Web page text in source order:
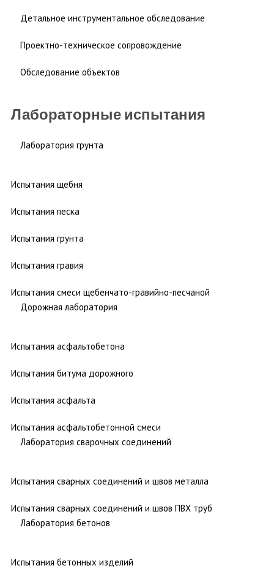
Детальное инструментальное обследование
Проектно-техническое сопровождение
Обследование объектов
Лабораторные испытания
Лаборатория грунта
Испытания щебня
Испытания песка
Испытания грунта
Испытания гравия
Испытания смеси щебенчато-гравийно-песчаной
Дорожная лаборатория
Испытания асфальтобетона
Испытания битума дорожного
Испытания асфальта
Испытания асфальтобетонной смеси
Лаборатория сварочных соединений
Испытания сварных соединений и швов металла
Испытания сварных соединений и швов ПВХ труб
Лаборатория бетонов
Испытания бетонных изделий